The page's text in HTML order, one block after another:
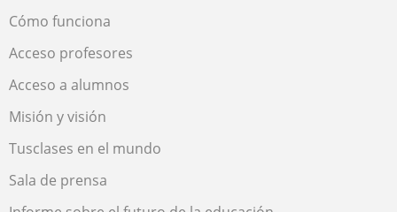
Cómo funciona
Acceso profesores
Acceso a alumnos
Misión y visión
Tusclases en el mundo
Sala de prensa